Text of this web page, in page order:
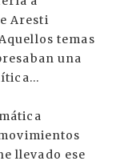
Aresti
temas
una
llevado ese